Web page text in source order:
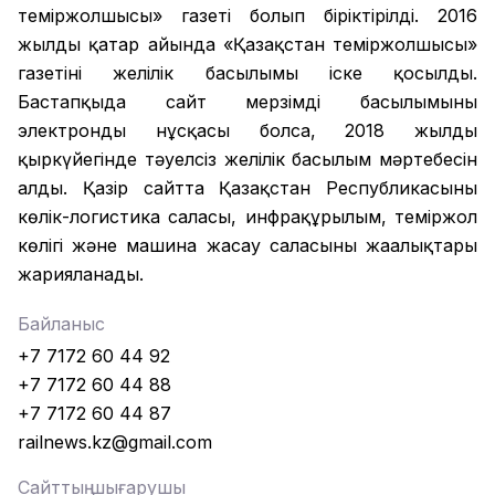
теміржолшысы» газеті болып біріктірілді. 2016
жылдың қаңтар айында «Қазақстан теміржолшысы»
газетінің желілік басылымы іске қосылды.
Бастапқыда сайт мерзімді басылымының
электронды нұсқасы болса, 2018 жылдың
қыркүйегінде тәуелсіз желілік басылым мәртебесін
алды. Қазір сайтта Қазақстан Республикасының
көлік-логистика саласы, инфрақұрылым, теміржол
көлігі және машина жасау саласының жаңалықтары
жарияланады.
Байланыс
+7 7172 60 44 92
+7 7172 60 44 88
+7 7172 60 44 87
railnews.kz@gmail.com
Сайттың шығарушы